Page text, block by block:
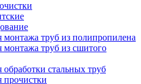
труб из полипропилена
труб из сшитого
стальных труб
прочистки